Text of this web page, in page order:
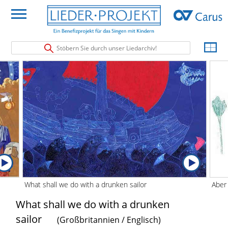
Stöbern Sie durch unser Liedarchiv!
What shall we do with a drunken sailor
What shall we do with a drunken
sailor
(Großbritannien / Englisch)